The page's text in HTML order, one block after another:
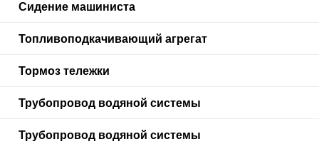
Сидение машиниста
Топливоподкачивающий агрегат
Тормоз тележки
Трубопровод водяной системы
Трубопровод водяной системы